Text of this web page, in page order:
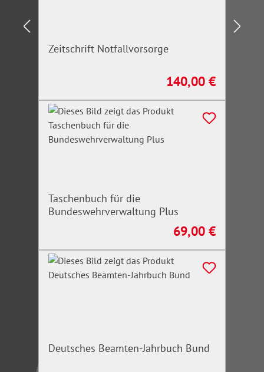
Zeitschrift Notfallvorsorge
Regulärer Preis:
140,00 €
Taschenbuch für die
Bundeswehrverwaltung Plus
Regulärer Preis:
69,00 €
Deutsches Beamten-Jahrbuch Bund